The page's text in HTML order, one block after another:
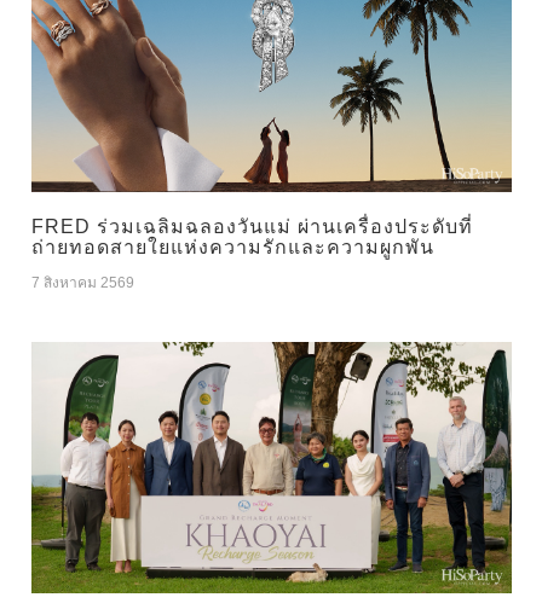
FRED ร่วมเฉลิมฉลองวันแม่ ผ่านเครื่องประดับที่
ถ่ายทอดสายใยแห่งความรักและความผูกพัน
7 สิงหาคม 2569